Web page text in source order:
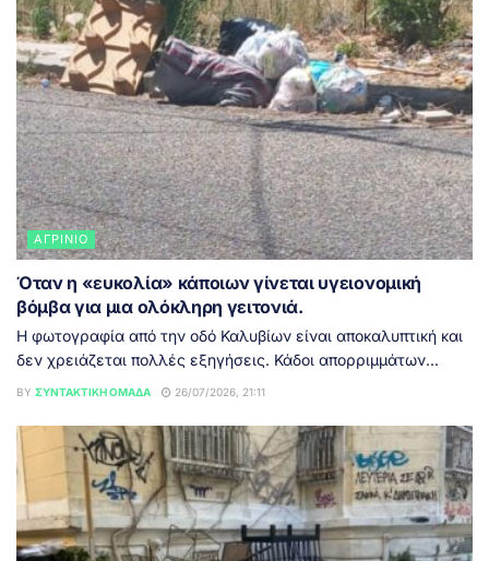
ΑΓΡΊΝΙΟ
Όταν η «ευκολία» κάποιων γίνεται υγειονομική
βόμβα για μια ολόκληρη γειτονιά.
Η φωτογραφία από την οδό Καλυβίων είναι αποκαλυπτική και
δεν χρειάζεται πολλές εξηγήσεις. Κάδοι απορριμμάτων...
BY ΣΥΝΤΑΚΤΙΚΉ ΟΜΆΔΑ 26/07/2026, 21:11